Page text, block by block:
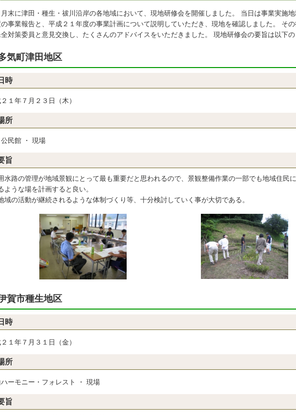
末に津田・種生・祓川沿岸の各地域において、現地研修会を開催しました。 当日は事業実施
事業報告と、平成２１年度の事業計画について説明していただき、現地を確認しました。 そ
対策委員と意見交換し、たくさんのアドバイスをいただきました。 現地研修会の要旨は以下の
気町津田地区
時
１年７月２３日（木）
所
民館 ・ 現場
旨
水路の管理が地域景観にとって最も重要だと思われるので、景観整備作業の一部でも地域住民
ような場を計画すると良い。
域の活動が継続されるような体制づくり等、十分検討していく事が大切である。
賀市種生地区
時
１年７月３１日（金）
所
ーモニー・フォレスト ・ 現場
旨